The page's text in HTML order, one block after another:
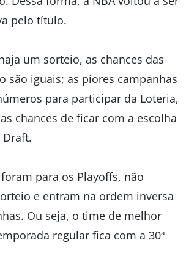
pelo título.
um sorteio, as chances das
são iguais; as piores campanhas
para participar da Loteria,
chances de ficar com a escolha
para os Playoffs, não
e entram na ordem inversa
Ou seja, o time de melhor
regular fica com a 30ª